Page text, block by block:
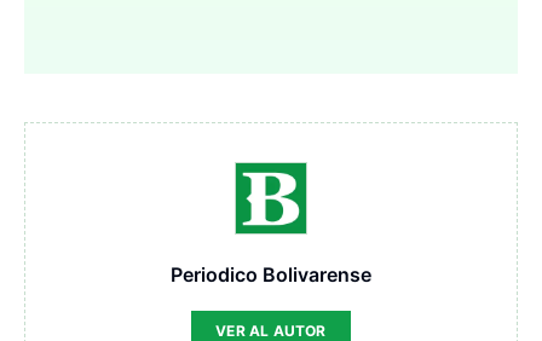
Periodico Bolivarense
VER AL AUTOR